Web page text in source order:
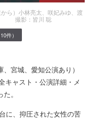
ら）小林亮太、咲妃みゆ、渡
影：皆川 聡
件）
宮城、愛知公演あり）
キャスト・公演詳細・メ
。
に、抑圧された女性の苦